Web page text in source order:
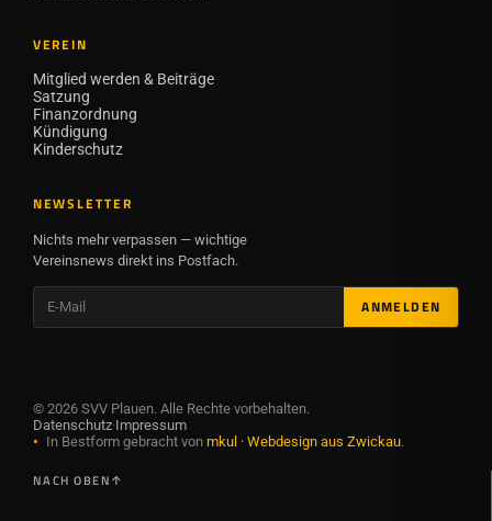
VEREIN
Mitglied werden & Beiträge
Satzung
Finanzordnung
Kündigung
Kinderschutz
NEWSLETTER
Nichts mehr verpassen — wichtige
Vereinsnews direkt ins Postfach.
ANMELDEN
© 2026SVV Plauen. Alle Rechte vorbehalten.
Datenschutz·Impressum
• In Bestform gebracht von mkul · Webdesign aus Zwickau.
NACH OBEN↑